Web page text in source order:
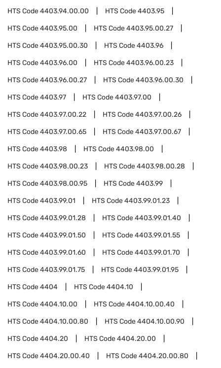
HTS Code4403.94.00.00 HTS Code4403.95
HTS Code4403.95.00 HTS Code4403.95.00.27
HTS Code4403.95.00.30 HTS Code4403.96
HTS Code4403.96.00 HTS Code4403.96.00.23
HTS Code4403.96.00.27 HTS Code4403.96.00.30
HTS Code4403.97 HTS Code4403.97.00
HTS Code4403.97.00.22 HTS Code4403.97.00.26
HTS Code4403.97.00.65 HTS Code4403.97.00.67
HTS Code4403.98 HTS Code4403.98.00
HTS Code4403.98.00.23 HTS Code4403.98.00.28
HTS Code4403.98.00.95 HTS Code4403.99
HTS Code4403.99.01 HTS Code4403.99.01.23
HTS Code4403.99.01.28 HTS Code4403.99.01.40
HTS Code4403.99.01.50 HTS Code4403.99.01.55
HTS Code4403.99.01.60 HTS Code4403.99.01.70
HTS Code4403.99.01.75 HTS Code4403.99.01.95
HTS Code4404 HTS Code4404.10
HTS Code4404.10.00 HTS Code4404.10.00.40
HTS Code4404.10.00.80 HTS Code4404.10.00.90
HTS Code4404.20 HTS Code4404.20.00
HTS Code4404.20.00.40 HTS Code4404.20.00.80